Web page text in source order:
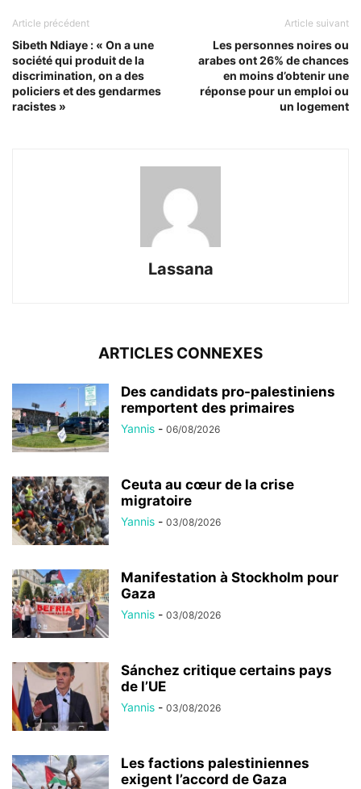
Article précédent
Sibeth Ndiaye : « On a une
société qui produit de la
discrimination, on a des
policiers et des gendarmes
racistes »
Article suivant
Les personnes noires ou
arabes ont 26% de chances
en moins d’obtenir une
réponse pour un emploi ou
un logement
Lassana
ARTICLES CONNEXES
Des candidats pro-palestiniens
remportent des primaires
Yannis - 06/08/2026
Ceuta au cœur de la crise
migratoire
Yannis - 03/08/2026
Manifestation à Stockholm pour
Gaza
Yannis - 03/08/2026
Sánchez critique certains pays
de l’UE
Yannis - 03/08/2026
Les factions palestiniennes
exigent l’accord de Gaza